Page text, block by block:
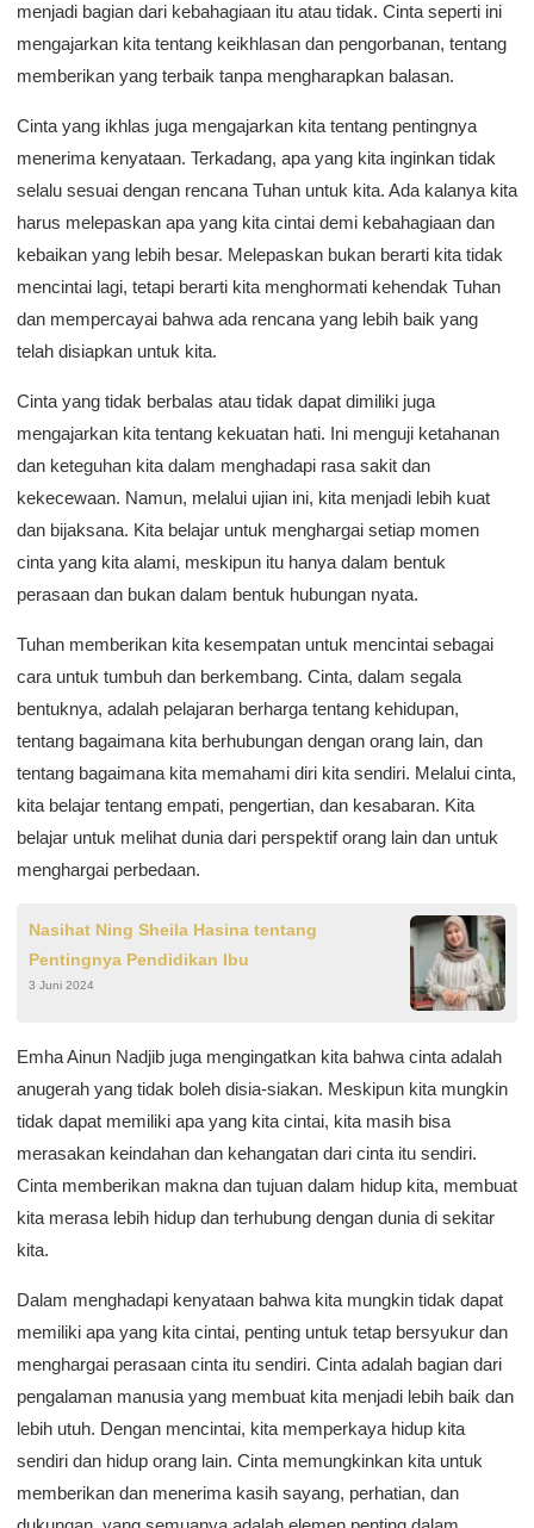
menjadi bagian dari kebahagiaan itu atau tidak. Cinta seperti ini
mengajarkan kita tentang keikhlasan dan pengorbanan, tentang
memberikan yang terbaik tanpa mengharapkan balasan.
Cinta yang ikhlas juga mengajarkan kita tentang pentingnya
menerima kenyataan. Terkadang, apa yang kita inginkan tidak
selalu sesuai dengan rencana Tuhan untuk kita. Ada kalanya kita
harus melepaskan apa yang kita cintai demi kebahagiaan dan
kebaikan yang lebih besar. Melepaskan bukan berarti kita tidak
mencintai lagi, tetapi berarti kita menghormati kehendak Tuhan
dan mempercayai bahwa ada rencana yang lebih baik yang
telah disiapkan untuk kita.
Cinta yang tidak berbalas atau tidak dapat dimiliki juga
mengajarkan kita tentang kekuatan hati. Ini menguji ketahanan
dan keteguhan kita dalam menghadapi rasa sakit dan
kekecewaan. Namun, melalui ujian ini, kita menjadi lebih kuat
dan bijaksana. Kita belajar untuk menghargai setiap momen
cinta yang kita alami, meskipun itu hanya dalam bentuk
perasaan dan bukan dalam bentuk hubungan nyata.
Tuhan memberikan kita kesempatan untuk mencintai sebagai
cara untuk tumbuh dan berkembang. Cinta, dalam segala
bentuknya, adalah pelajaran berharga tentang kehidupan,
tentang bagaimana kita berhubungan dengan orang lain, dan
tentang bagaimana kita memahami diri kita sendiri. Melalui cinta,
kita belajar tentang empati, pengertian, dan kesabaran. Kita
belajar untuk melihat dunia dari perspektif orang lain dan untuk
menghargai perbedaan.
Nasihat Ning Sheila Hasina tentang
Pentingnya Pendidikan Ibu
3 Juni 2024
Emha Ainun Nadjib juga mengingatkan kita bahwa cinta adalah
anugerah yang tidak boleh disia-siakan. Meskipun kita mungkin
tidak dapat memiliki apa yang kita cintai, kita masih bisa
merasakan keindahan dan kehangatan dari cinta itu sendiri.
Cinta memberikan makna dan tujuan dalam hidup kita, membuat
kita merasa lebih hidup dan terhubung dengan dunia di sekitar
kita.
Dalam menghadapi kenyataan bahwa kita mungkin tidak dapat
memiliki apa yang kita cintai, penting untuk tetap bersyukur dan
menghargai perasaan cinta itu sendiri. Cinta adalah bagian dari
pengalaman manusia yang membuat kita menjadi lebih baik dan
lebih utuh. Dengan mencintai, kita memperkaya hidup kita
sendiri dan hidup orang lain. Cinta memungkinkan kita untuk
memberikan dan menerima kasih sayang, perhatian, dan